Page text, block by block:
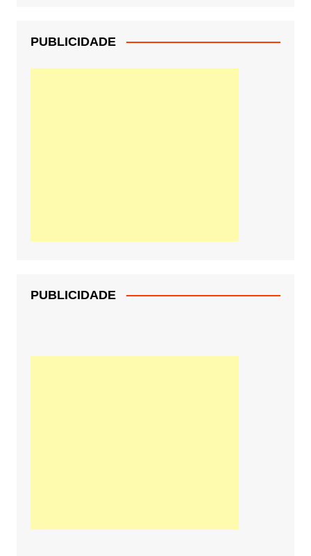
PUBLICIDADE
PUBLICIDADE